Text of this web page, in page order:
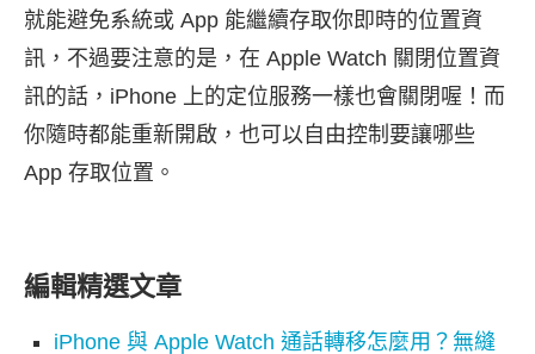
就能避免系統或 App 能繼續存取你即時的位置資
訊，不過要注意的是，在 Apple Watch 關閉位置資
訊的話，iPhone 上的定位服務一樣也會關閉喔！而
你隨時都能重新開啟，也可以自由控制要讓哪些
App 存取位置。
編輯精選文章
iPhone 與 Apple Watch 通話轉移怎麼用？無縫